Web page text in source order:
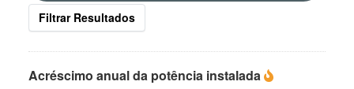
Filtrar Resultados
Acréscimo anual da potência instalada